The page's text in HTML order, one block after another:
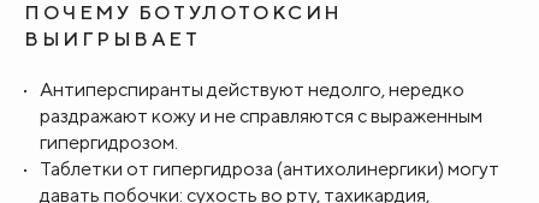
ПОЧЕМУ БОТУЛОТОКСИН
ВЫИГРЫВАЕТ
Антиперспиранты действуют недолго, нередко
раздражают кожу и не справляются с выраженным
гипергидрозом.
Таблетки от гипергидроза (антихолинергики) могут
давать побочки: сухость во рту, тахикардия,